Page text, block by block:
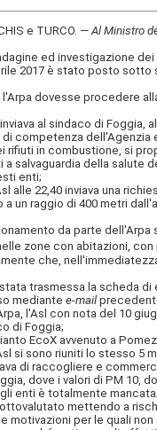
e TURCO. —Al Ministro
ed investigazione dei
2017 è stato posto
dovesse procedere
al sindaco di Foggia,
competenza
rifiuti in combustione, si
a salvaguardia della
enti;
22,40 inviava una
un raggio di 400 metri
da parte dell'Arpa
zone con abitazioni,
che,
trasmessa la scheda di
mediantee-mail
l'Asl con nota del 10
di Foggia;
EcoX avvenuto a
si sono riuniti lo stesso 5
di raccogliere e
dove i valori di PM 10,
enti è totalmente
mettendo a
per le quali